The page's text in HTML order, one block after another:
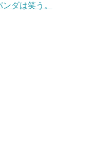
ダは笑う。